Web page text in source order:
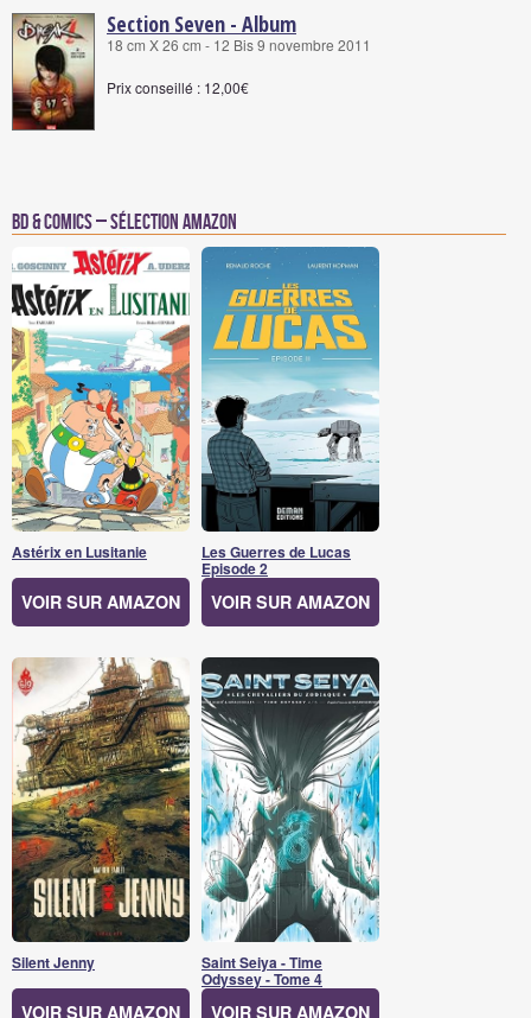
Section Seven - Album
18 cm X 26 cm - 12 Bis 9 novembre 2011
Prix conseillé : 12,00€
BD & Comics – Sélection Amazon
Astérix en Lusitanie
VOIR SUR AMAZON
Les Guerres de Lucas
Episode 2
VOIR SUR AMAZON
Silent Jenny
VOIR SUR AMAZON
Saint Seiya - Time
Odyssey - Tome 4
VOIR SUR AMAZON